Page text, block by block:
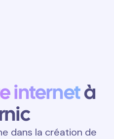
internetà
dans la création de